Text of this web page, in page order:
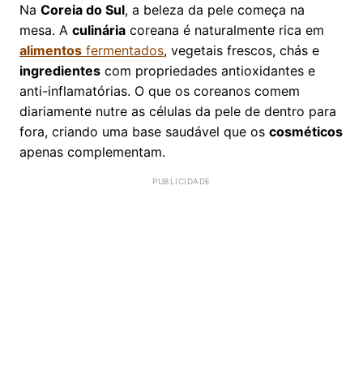
Na Coreia do Sul, a beleza da pele começa na
mesa. A culinária coreana é naturalmente rica em
alimentos fermentados, vegetais frescos, chás e
ingredientes com propriedades antioxidantes e
anti-inflamatórias. O que os coreanos comem
diariamente nutre as células da pele de dentro para
fora, criando uma base saudável que os cosméticos
apenas complementam.